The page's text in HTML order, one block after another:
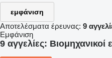
εμφάνιση
Αποτελέσματα έρευνας: 9
Εμφάνιση
9 αγγελίες: Βιομηχανικοί